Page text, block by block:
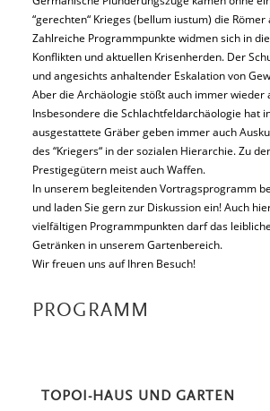
“gerechten“ Krieges (bellum iustum) die
Zahlreiche Programmpunkte widmen sich in
Konflikten und aktuellen Krisenherden. Der
und angesichts anhaltender Eskalation von
Aber die Archäologie stößt auch immer wieder
Insbesondere die Schlachtfeldarchäologie hat
ausgestattete Gräber geben immer auch
des “Kriegers“ in der sozialen Hierarchie. Zu
Prestigegütern meist auch Waffen.
In unserem begleitenden Vortragsprogramm
und laden Sie gern zur Diskussion ein! Auch
vielfältigen Programmpunkten darf das
Getränken in unserem Gartenbereich.
Wir freuen uns auf Ihren Besuch!
PROGRAMM
TOPOI-HAUS UND GARTEN